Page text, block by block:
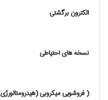
الکترون برگشتی
نسخه های احتیاطی
( فروشویی میکروبی (هیدرومتالورژی